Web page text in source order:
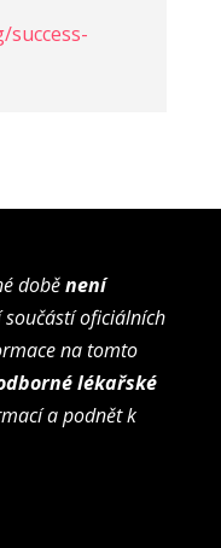
success-
doběnení
oficiálních
na tomto
lékařské
a podnět k